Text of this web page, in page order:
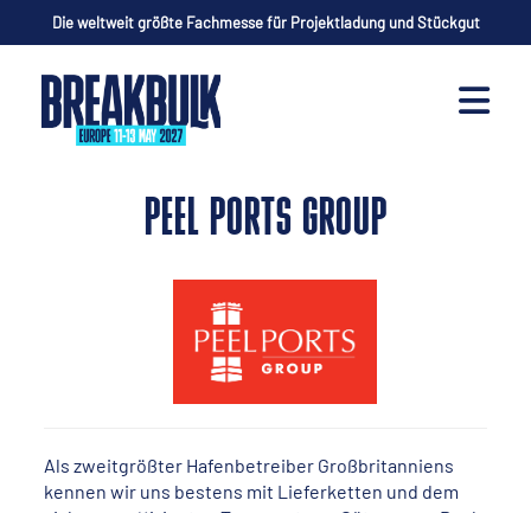
Die weltweit größte Fachmesse für Projektladung und Stückgut
PEEL PORTS GROUP
Als zweitgrößter Hafenbetreiber Großbritanniens
kennen wir uns bestens mit Lieferketten und dem